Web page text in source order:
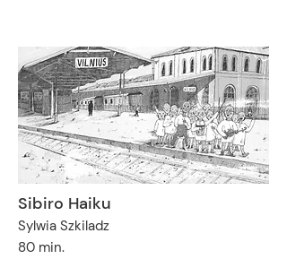
Sibiro Haiku
Sylwia Szkiladz
80 min.